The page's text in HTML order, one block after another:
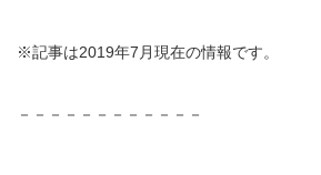
※記事は2019年7月現在の情報です。
－－－－－－－－－－－－